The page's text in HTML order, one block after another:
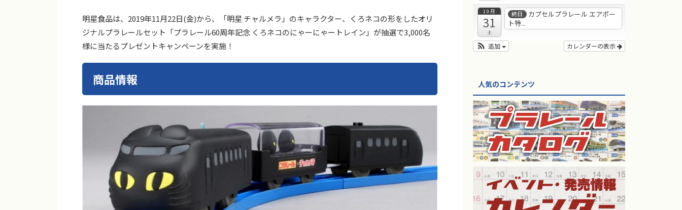
明星食品は、2019年11月22日(金)から、「明星 チャルメラ」のキャラクター、くろネコの形をしたオリ
ジナルプラレールセット「プラレール60周年記念 くろネコのにゃーにゃートレイン」が抽選で3,000名
様に当たるプレゼントキャンペーンを実施！
商品情報
10月
31
土
終日
カプセルプラレール エアポー
ト特...
カレンダーの表示
追加
人気のコンテンツ